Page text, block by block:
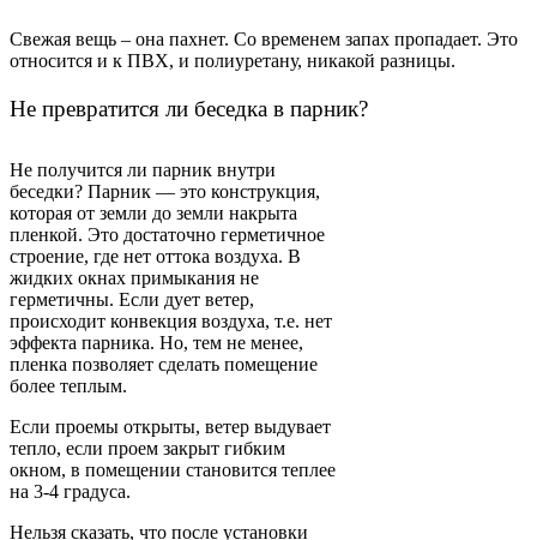
Свежая вещь – она пахнет. Со временем запах пропадает. Это
относится и к ПВХ, и полиуретану, никакой разницы.
Не превратится ли беседка в парник?
Не получится ли парник внутри
беседки? Парник — это конструкция,
которая от земли до земли накрыта
пленкой. Это достаточно герметичное
строение, где нет оттока воздуха. В
жидких окнах примыкания не
герметичны. Если дует ветер,
происходит конвекция воздуха, т.е. нет
эффекта парника. Но, тем не менее,
пленка позволяет сделать помещение
более теплым.
Если проемы открыты, ветер выдувает
тепло, если проем закрыт гибким
окном, в помещении становится теплее
на 3-4 градуса.
Нельзя сказать, что после установки